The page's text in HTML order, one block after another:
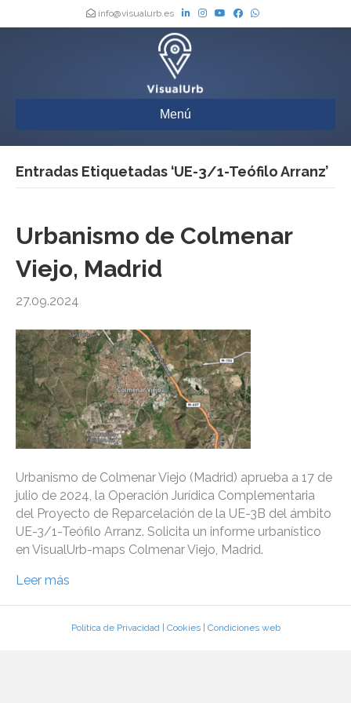
info@visualurb.es
Menú
Entradas Etiquetadas ‘UE-3/1-Teófilo Arranz’
Urbanismo de Colmenar
Viejo, Madrid
27.09.2024
Urbanismo de Colmenar Viejo (Madrid) aprueba a 17 de
julio de 2024, la Operación Jurídica Complementaria
del Proyecto de Reparcelación de la UE-3B del ámbito
UE-3/1-Teófilo Arranz. Solicita un informe urbanístico
en VisualUrb-maps Colmenar Viejo, Madrid.
Leer más
Política de Privacidad| Cookies| Condiciones web